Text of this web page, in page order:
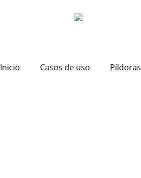
Inicio Casos de uso Píldoras